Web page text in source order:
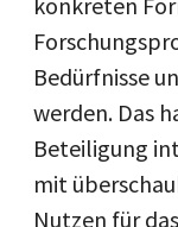
Bedürfnisse
werden. Das
Beteiligung
mit
Nutzen für